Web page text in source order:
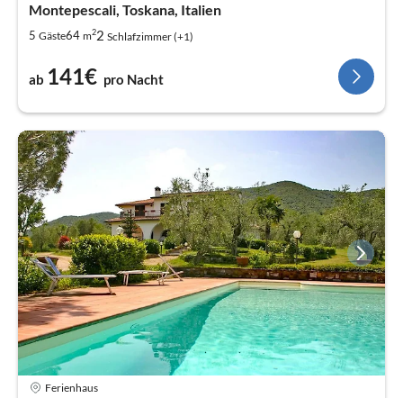
Montepescali, Toskana, Italien
5 Gäste64 m22 Schlafzimmer (+1)
ab 141€ pro Nacht
Ferienhaus